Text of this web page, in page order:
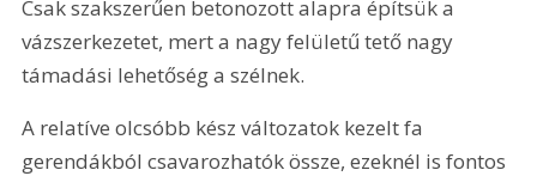
Csak szakszerűen betonozott alapra építsük a
vázszerkezetet, mert a nagy felületű tető nagy
támadási lehetőség a szélnek.
A relatíve olcsóbb kész változatok kezelt fa
gerendákból csavarozhatók össze, ezeknél is fontos